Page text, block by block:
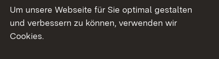
Facebook
Um unsere Webseite für Sie optimal gestalten
und verbessern zu können, verwenden wir
Cookies.